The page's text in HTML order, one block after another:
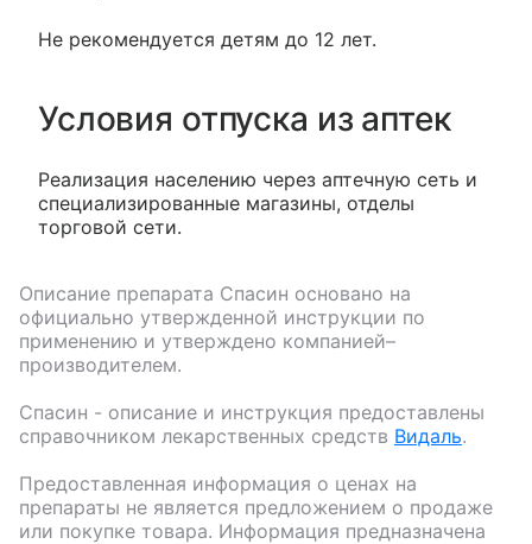
Не рекомендуется детям до 12 лет.
Условия отпуска из аптек
Реализация населению через аптечную сеть и
специализированные магазины, отделы
торговой сети.
Описание препарата Спасин основано на
официально утвержденной инструкции по
применению и утверждено компанией–
производителем.
Спасин - описание и инструкция предоставлены
справочником лекарственных средств Видаль.
Предоставленная информация о ценах на
препараты не является предложением о продаже
или покупке товара. Информация предназначена